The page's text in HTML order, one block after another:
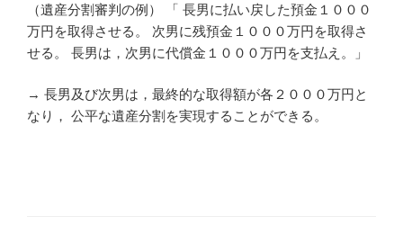
（遺産分割審判の例） 「 長男に払い戻した預金１０００
万円を取得させる。 次男に残預金１０００万円を取得さ
せる。 長男は，次男に代償金１０００万円を支払え。」
→ 長男及び次男は，最終的な取得額が各２０００万円と
なり， 公平な遺産分割を実現することができる。